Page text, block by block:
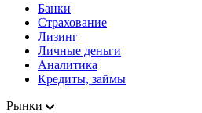
Банки
Страхование
Лизинг
Личные деньги
Аналитика
Кредиты, займы
Рынки